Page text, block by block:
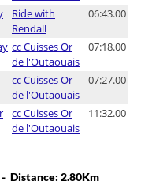
Ride with
Rendall
06:43.00
cc Cuisses Or
de l'Outaouais
07:18.00
cc Cuisses Or
de l'Outaouais
07:27.00
cc Cuisses Or
de l'Outaouais
11:32.00
Distance: 2.80Km